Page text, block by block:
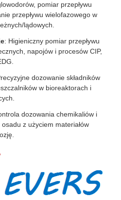
pomiar przepływu
przepływu wielofazowego w
lądowych.
: Higieniczny pomiar przepływu
napojów i procesów CIP,
dozowanie składników
w bioreaktorach i
dozowania chemikaliów i
osadu z użyciem materiałów